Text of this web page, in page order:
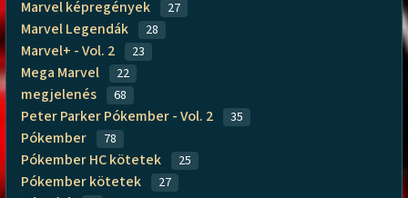
Marvel képregények 27
Marvel Legendák 28
Marvel+ - Vol. 2 23
Mega Marvel 22
megjelenés 68
Peter Parker Pókember - Vol. 2 35
Pókember 78
Pókember HC kötetek 25
Pókember kötetek 27